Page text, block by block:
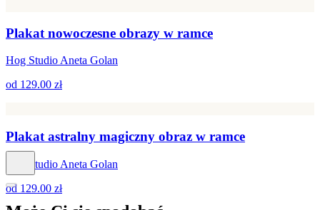
Plakat nowoczesne obrazy w ramce
Hog Studio Aneta Golan
od 129.00 zł
Plakat astralny magiczny obraz w ramce
Hog Studio Aneta Golan
od 129.00 zł